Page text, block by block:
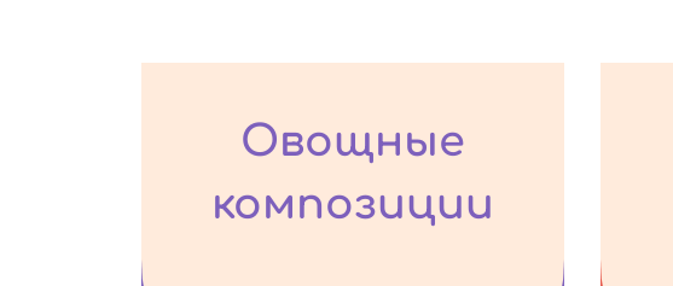
Овощные
композиции